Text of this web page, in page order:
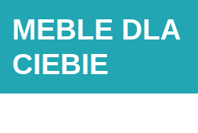
MEBLE DLA
CIEBIE